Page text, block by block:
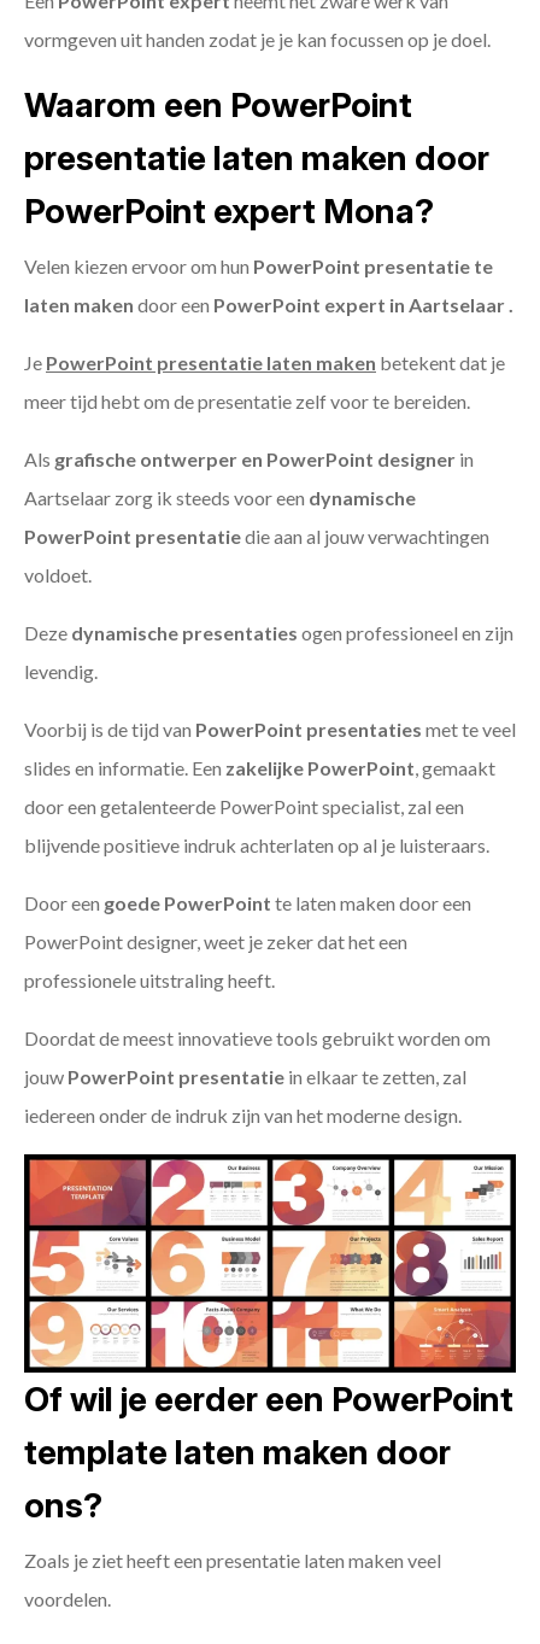
vormgeven uit handen zodat je je kan focussen op je doel.
Waarom een PowerPoint
presentatie laten maken door
PowerPoint expert Mona?
Velen kiezen ervoor om hun PowerPoint presentatie te
laten maken door een PowerPoint expert in Aartselaar .
Je PowerPoint presentatie laten maken betekent dat je
meer tijd hebt om de presentatie zelf voor te bereiden.
Als grafische ontwerper en PowerPoint designer in
Aartselaar zorg ik steeds voor een dynamische
PowerPoint presentatiedie aan al jouw verwachtingen
voldoet.
Deze dynamische presentaties ogen professioneel en zijn
levendig.
Voorbij is de tijd van PowerPoint presentaties met te veel
slides en informatie. Een zakelijke PowerPoint, gemaakt
door een getalenteerde PowerPoint specialist, zal een
blijvende positieve indruk achterlaten op al je luisteraars.
Door een goede PowerPoint te laten maken door een
PowerPoint designer, weet je zeker dat het een
professionele uitstraling heeft.
Doordat de meest innovatieve tools gebruikt worden om
jouw PowerPoint presentatie in elkaar te zetten, zal
iedereen onder de indruk zijn van het moderne design.
Of wil je eerder een PowerPoint
template laten maken door
ons?
Zoals je ziet heeft een presentatie laten maken veel
voordelen.